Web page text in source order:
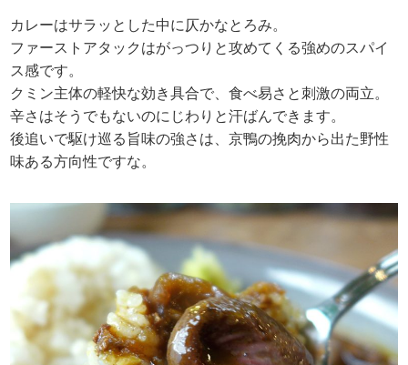
カレーはサラッとした中に仄かなとろみ。
ファーストアタックはがっつりと攻めてくる強めのスパイ
ス感です。
クミン主体の軽快な効き具合で、食べ易さと刺激の両立。
辛さはそうでもないのにじわりと汗ばんできます。
後追いで駆け巡る旨味の強さは、京鴨の挽肉から出た野性
味ある方向性ですな。